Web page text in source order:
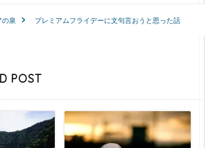
の泉 プレミアムフライデーに文句言おうと思った話
POST